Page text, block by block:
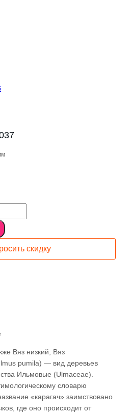
скидку
Вяз низкий, Вяз
pumila) — вид деревьев
Ильмовые (Ulmaceae).
словарю
«карагач» заимствовано
где оно происходит от